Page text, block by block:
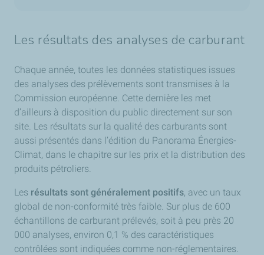
Les résultats des analyses de carburant
Chaque année, toutes les données statistiques issues
des analyses des prélèvements sont transmises à la
Commission européenne. Cette dernière les met
d’ailleurs à disposition du public directement sur son
site. Les résultats sur la qualité des carburants sont
aussi présentés dans l’édition du Panorama Énergies-
Climat, dans le chapitre sur les prix et la distribution des
produits pétroliers.
Les résultats sont généralement positifs, avec un taux
global de non-conformité très faible. Sur plus de 600
échantillons de carburant prélevés, soit à peu près 20
000 analyses, environ 0,1 % des caractéristiques
contrôlées sont indiquées comme non-réglementaires.